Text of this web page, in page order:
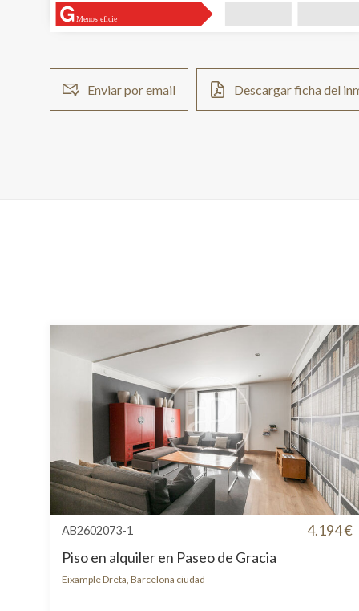
Menos eficie
Enviar por email Descargar ficha del
AB2602073-1 4.194 €
Piso en alquiler en Paseo de Gracia
Eixample Dreta, Barcelona ciudad